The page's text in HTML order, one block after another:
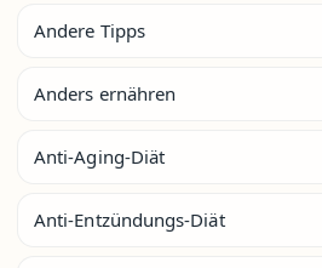
Andere Tipps
Anders ernähren
Anti-Aging-Diät
Anti-Entzündungs-Diät